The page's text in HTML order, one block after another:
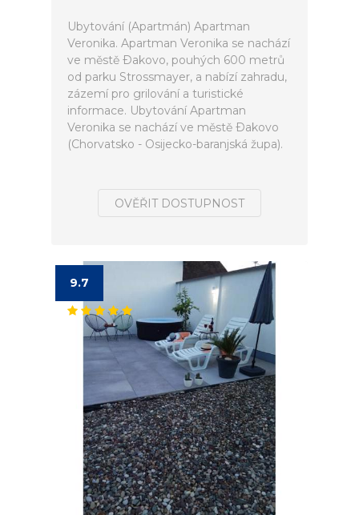
Ubytování (Apartmán) Apartman
Veronika. Apartman Veronika se nachází
ve městě Ðakovo, pouhých 600 metrů
od parku Strossmayer, a nabízí zahradu,
zázemí pro grilování a turistické
informace. Ubytování Apartman
Veronika se nachází ve městě Ðakovo
(Chorvatsko - Osijecko-baranjská župa).
OVĚŘIT DOSTUPNOST
9.7